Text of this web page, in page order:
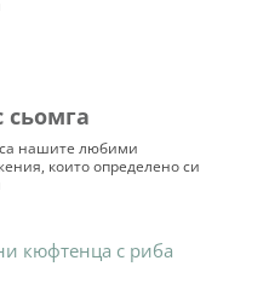
сьомга
са нашите любими
които определено си